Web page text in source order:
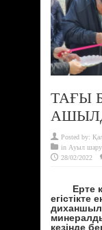
ТАҒЫ
Posted by:
in Ауыл
28/02/2022
Ерте
егістікте
кезінде